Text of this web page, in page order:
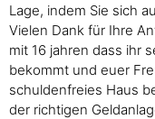
Lage, indem Sie sich
Vielen Dank für Ihre
mit 16 jahren dass ihr
bekommt und euer
schuldenfreies Haus
der richtigen